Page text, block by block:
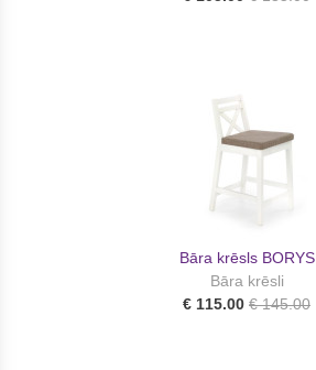
Bāra krēsls BORYS
Bāra krēsli
€ 115.00 € 145.00